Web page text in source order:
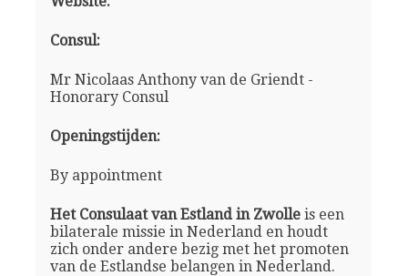
Consul:
Mr Nicolaas Anthony van de Griendt -
Honorary Consul
Openingstijden:
By appointment
Het Consulaat van Estland in Zwolle is een
bilaterale missie in Nederland en houdt
zich onder andere bezig met het promoten
van de Estlandse belangen in Nederland.